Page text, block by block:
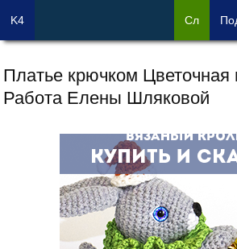
Платье крючком Цветочная
Работа Елены Шляковой
K4 Сл